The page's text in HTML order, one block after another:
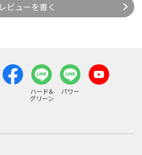
レビューを書く
ハード&
グリーン
パワー